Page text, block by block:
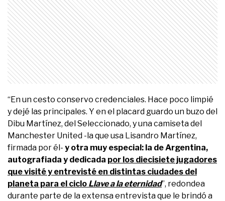
“En un cesto conservo credenciales. Hace poco limpié
y dejé las principales. Y en el placard guardo un buzo del
Dibu Martínez, del Seleccionado, y una camiseta del
Manchester United -la que usa Lisandro Martínez,
firmada por él- y otra muy especial: la de Argentina,
autografiada y dedicada por los diecisiete jugadores
que visité y entrevisté en distintas ciudades del
planeta para el ciclo Llave a la eternidad”, redondea
durante parte de la extensa entrevista que le brindó a